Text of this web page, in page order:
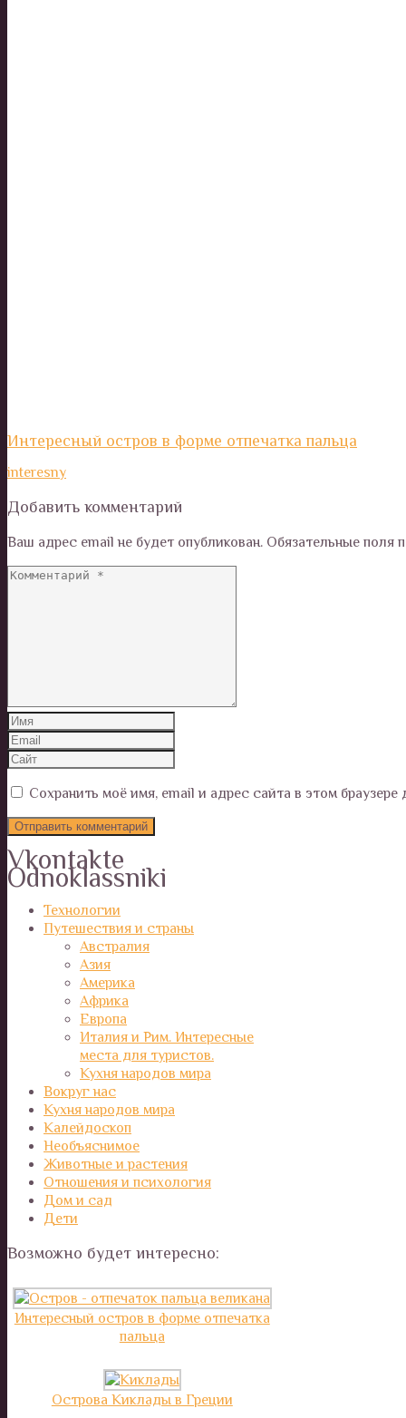
Интересный остров в форме отпечатка пальца
interesny
Добавить комментарий
Ваш адрес email не будет опубликован. Обязательные поля
Сохранить моё имя, email и адрес сайта в этом
Vkontakte
Odnoklassniki
Технологии
Путешествия и страны
Австралия
Азия
Америка
Африка
Европа
Италия и Рим. Интересные
места для туристов.
Кухня народов мира
Вокруг нас
Кухня народов мира
Калейдоскоп
Необъяснимое
Животные и растения
Отношения и психология
Дом и сад
Дети
Возможно будет интересно:
Интересный остров в форме отпечатка
пальца
Острова Киклады в Греции